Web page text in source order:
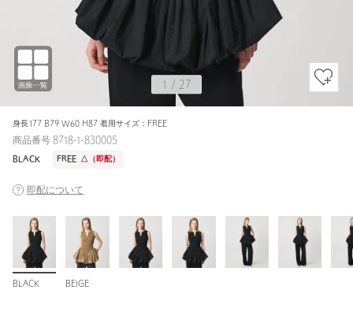
身長177 B79 W60 H87 着用サイズ：FREE
1 / 27
商品番号 8718-1-830005
BLACK FREE △ （即配）
即配について
BLACK BEIGE